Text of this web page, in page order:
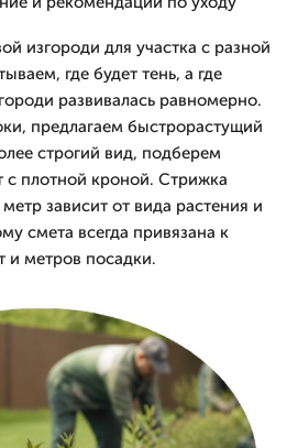
изгороди для участка с разной
где будет тень, а где
развивалась равномерно.
предлагаем быстрорастущий
строгий вид, подберем
плотной кроной. Стрижка
зависит от вида растения и
смета всегда привязана к
и метров посадки.